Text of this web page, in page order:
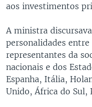
aos investimentos
A ministra
personalidades
representantes da
nacionais e dos
Espanha, Itália,
Unido, África do Sul,